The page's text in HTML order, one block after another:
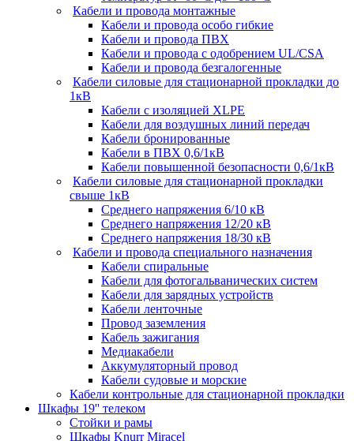
Кабели и провода монтажные
Кабели и провода особо гибкие
Кабели и провода ПВХ
Кабели и провода с одобрением UL/CSA
Кабели и провода безгалогенные
Кабели силовые для стационарной прокладки до
1кВ
Кабели c изоляцией XLPE
Кабели для воздушных линий передач
Кабели бронированные
Кабели в ПВХ 0,6/1кВ
Кабели повышенной безопасности 0,6/1кВ
Кабели силовые для стационарной прокладки
свыше 1кВ
Среднего напряжения 6/10 кВ
Среднего напряжения 12/20 кВ
Среднего напряжения 18/30 кВ
Кабели и провода специального назначения
Кабели спиральные
Кабели для фотогальванических систем
Кабели для зарядных устройств
Кабели ленточные
Провод заземления
Кабель зажигания
Медиакабели
Аккумуляторный провод
Кабели судовые и морские
Кабели контрольные для стационарной прокладки
Шкафы 19'' телеком
Стойки и рамы
Шкафы Knurr Miracel